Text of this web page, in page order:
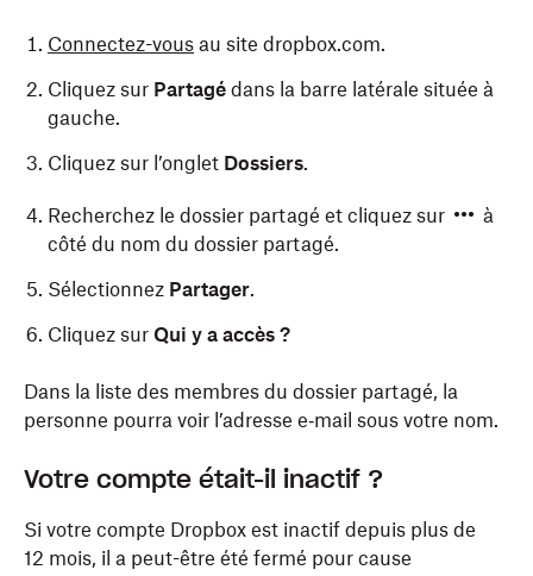
Connectez-vous au site dropbox.com.
Cliquez sur Partagé dans la barre latérale située à
gauche.
Cliquez sur l’onglet Dossiers.
Recherchez le dossier partagé et cliquez sur
à
côté du nom du dossier partagé.
Sélectionnez Partager.
Cliquez sur Qui y a accès ?
Dans la liste des membres du dossier partagé, la
personne pourra voir l’adresse e‑mail sous votre nom.
Votre compte était-il inactif ?
Si votre compte Dropbox est inactif depuis plus de
12 mois, il a peut-être été fermé pour cause